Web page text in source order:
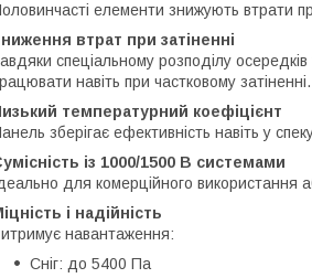
елементи знижують втрати
втрат при затіненні
спеціальному розподілу
навіть при частковому затіненні.
температурний коефіцієнт
зберігає ефективність навіть у
із 1000/1500 В системами
для комерційного використання
і надійність
навантаження:
Сніг: до 5400 Па